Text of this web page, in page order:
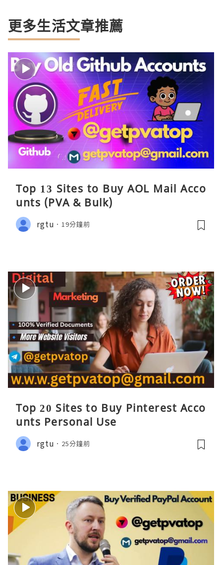
更多生活文章推薦
Top 13 Sites to Buy AOL Mail Acco
unts (PVA & Bulk)
rgtu 19分鐘前
Top 20 Sites to Buy Pinterest Acco
unts Personal Use
rgtu 25分鐘前